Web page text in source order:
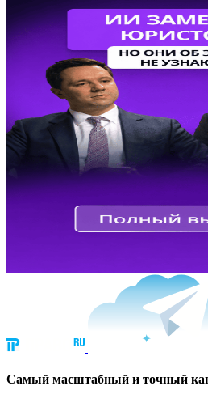
Cамый масштабный и точный